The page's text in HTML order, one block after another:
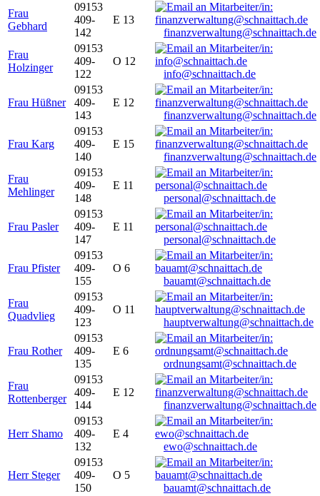
Frau
Gebhard
09153
409-
142
E 13
finanzverwaltung@schnaittach.de
Frau
Holzinger
09153
409-
122
O 12
info@schnaittach.de
Frau Hüßner
09153
409-
143
E 12
finanzverwaltung@schnaittach.de
Frau Karg
09153
409-
140
E 15
finanzverwaltung@schnaittach.de
Frau
Mehlinger
09153
409-
148
E 11
personal@schnaittach.de
Frau Pasler
09153
409-
147
E 11
personal@schnaittach.de
Frau Pfister
09153
409-
155
O 6
bauamt@schnaittach.de
Frau
Quadvlieg
09153
409-
123
O 11
hauptverwaltung@schnaittach.de
Frau Rother
09153
409-
135
E 6
ordnungsamt@schnaittach.de
Frau
Rottenberger
09153
409-
144
E 12
finanzverwaltung@schnaittach.de
Herr Shamo
09153
409-
132
E 4
ewo@schnaittach.de
Herr Steger
09153
409-
150
O 5
bauamt@schnaittach.de